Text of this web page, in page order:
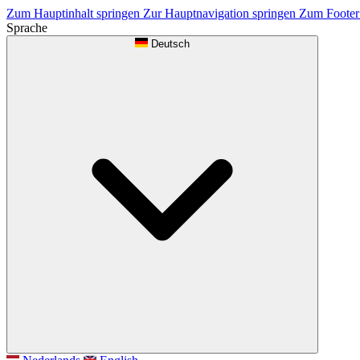
Zum Hauptinhalt springen Zur Hauptnavigation springen Zum
Sprache
Deutsch